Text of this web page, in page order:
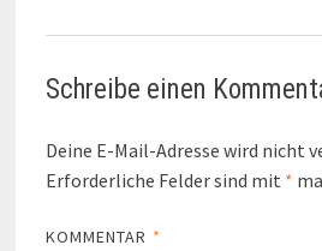
Schreibe einen
Deine E-Mail-Adresse wird nicht
Erforderliche Felder sind mit *
KOMMENTAR *